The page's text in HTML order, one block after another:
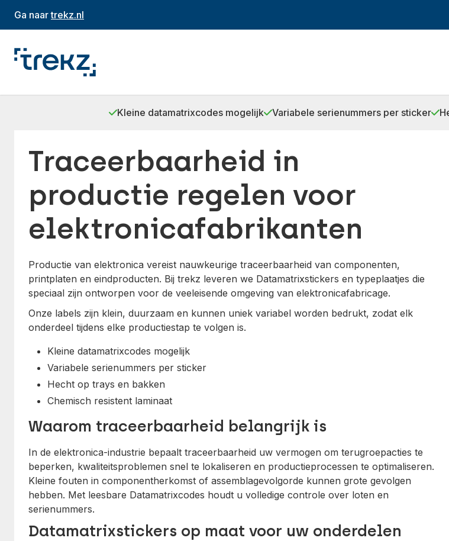
Ga naartrekz.nl
Kleine datamatrixcodes mogelijk Variabele serienummers per sticker
Traceerbaarheid in
productie regelen voor
elektronicafabrikanten
Productie van elektronica vereist nauwkeurige traceerbaarheid van componenten,
printplaten en eindproducten. Bij trekz leveren we Datamatrixstickers en typeplaatjes die
speciaal zijn ontworpen voor de veeleisende omgeving van elektronicafabricage.
Onze labels zijn klein, duurzaam en kunnen uniek variabel worden bedrukt, zodat elk
onderdeel tijdens elke productiestap te volgen is.
Kleine datamatrixcodes mogelijk
Variabele serienummers per sticker
Hecht op trays en bakken
Chemisch resistent laminaat
Waarom traceerbaarheid belangrijk is
In de elektronica-industrie bepaalt traceerbaarheid uw vermogen om terugroepacties te
beperken, kwaliteitsproblemen snel te lokaliseren en productieprocessen te optimaliseren.
Kleine fouten in componentherkomst of assemblagevolgorde kunnen grote gevolgen
hebben. Met leesbare Datamatrixcodes houdt u volledige controle over loten en
serienummers.
Datamatrixstickers op maat voor uw onderdelen